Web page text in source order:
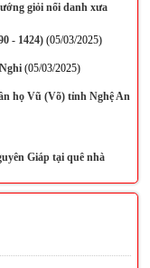
giỏi nổi danh xưa
- 1424)(05/03/2025)
(05/03/2025)
họ Vũ (Võ) tỉnh Nghệ An
Giáp tại quê nhà